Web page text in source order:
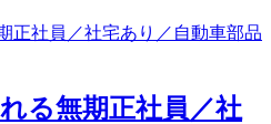
る無期正社員／社